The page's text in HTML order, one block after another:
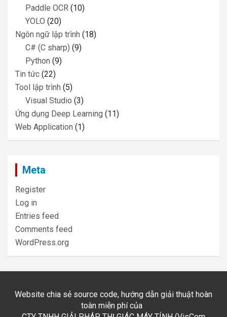
Paddle OCR (10)
YOLO (20)
Ngôn ngữ lập trình (18)
C# (C sharp) (9)
Python (9)
Tin tức (22)
Tool lập trình (5)
Visual Studio (3)
Ứng dụng Deep Learning (11)
Web Application (1)
Meta
Register
Log in
Entries feed
Comments feed
WordPress.org
Website chia sẻ source code, hướng dẫn giải thuật hoàn
toàn miễn phí của